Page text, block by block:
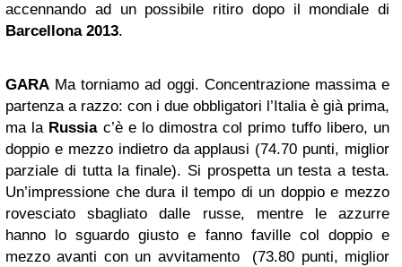
accennando ad un possibile ritiro dopo il mondiale di
Barcellona 2013.
GARA Ma torniamo ad oggi. Concentrazione massima e
partenza a razzo: con i due obbligatori l’Italia è già prima,
ma la Russiac’è e lo dimostra col primo tuffo libero, un
doppio e mezzo indietro da applausi (74.70 punti, miglior
parziale di tutta la finale). Si prospetta un testa a testa.
Un’impressione che dura il tempo di un doppio e mezzo
rovesciato sbagliato dalle russe, mentre le azzurre
hanno lo sguardo giusto e fanno faville col doppio e
mezzo avanti con un avvitamento (73.80 punti, miglior